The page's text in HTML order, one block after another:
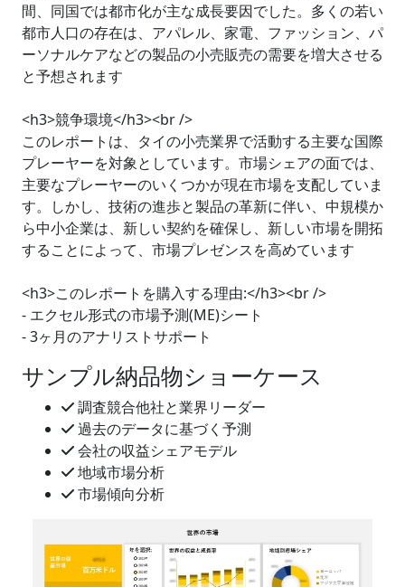
間、同国では都市化が主な成長要因でした。多くの若い
都市人口の存在は、アパレル、家電、ファッション、パ
ーソナルケアなどの製品の小売販売の需要を増大させる
と予想されます
<h3>競争環境</h3><br />
このレポートは、タイの小売業界で活動する主要な国際
プレーヤーを対象としています。市場シェアの面では、
主要なプレーヤーのいくつかが現在市場を支配していま
す。しかし、技術の進歩と製品の革新に伴い、中規模か
ら中小企業は、新しい契約を確保し、新しい市場を開拓
することによって、市場プレゼンスを高めています
<h3>このレポートを購入する理由:</h3><br />
- エクセル形式の市場予測(ME)シート
- 3ヶ月のアナリストサポート
サンプル納品物ショーケース
調査競合他社と業界リーダー
過去のデータに基づく予測
会社の収益シェアモデル
地域市場分析
市場傾向分析